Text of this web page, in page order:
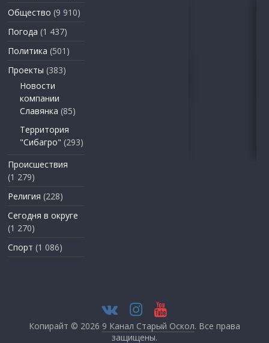
Общество (9 910)
Погода (1 437)
Политика (501)
Проекты (383)
Новости
компании
Славянка (85)
Территория
"Сибагро" (293)
Происшествия
(1 279)
Религия (228)
Сегодня в округе
(1 270)
Спорт (1 086)
Копирайт © 2026 9 Канал Старый Оскол. Все права
защищены.